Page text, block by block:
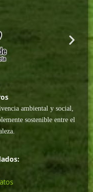
ambiental y social,
sostenible entre el